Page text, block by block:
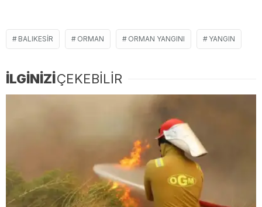
BALIKESIR ORMAN ORMAN YANGINI YANGIN
İLGİNİZİÇEKEBİLİR